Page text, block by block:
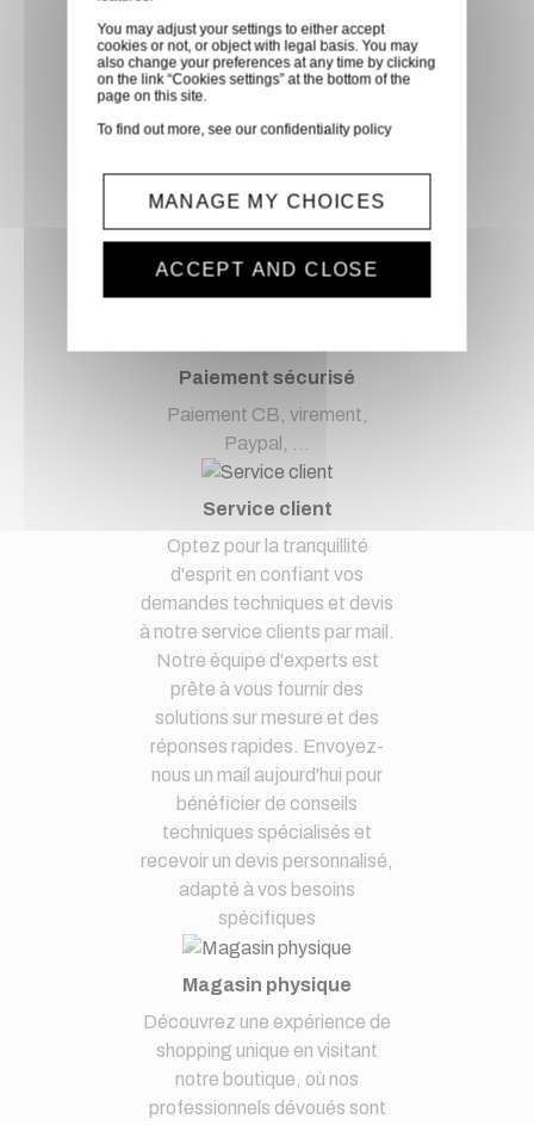
Livraison via GLS
Retirer vos produits
faites vous livrer chez vous ou
partenaire GLS, partout en
France métropolitaine et en
mise à disposition des produits
Paiement sécurisé
Paiement CB, virement,
Paypal, ...
Service client
Optez pour la tranquillité
d'esprit en confiant vos
demandes techniques et devis
à notre service clients par mail.
Notre équipe d'experts est
prête à vous fournir des
solutions sur mesure et des
réponses rapides. Envoyez-
nous un mail aujourd'hui pour
bénéficier de conseils
techniques spécialisés et
recevoir un devis personnalisé,
adapté à vos besoins
spécifiques
Magasin physique
Découvrez une expérience de
shopping unique en visitant
notre boutique, où nos
professionnels dévoués sont
You may adjust your settings to either accept
cookies or not, or object with legal basis. You may
also change your preferences at any time by clicking
on the link “Cookies settings” at the bottom of the
page on this site.
To find out more, see ourconfidentiality policy
MANAGE MY CHOICES
ACCEPT AND CLOSE